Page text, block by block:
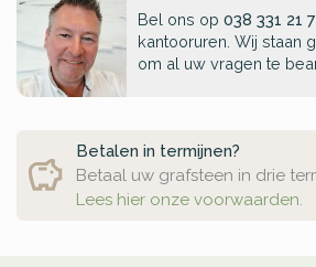
Bel ons op 038 331 21
kantooruren. Wij staan
om al uw vragen te
Betalen in termijnen?
Betaal uw grafsteen in drie
Lees hier onze voorwaarden.